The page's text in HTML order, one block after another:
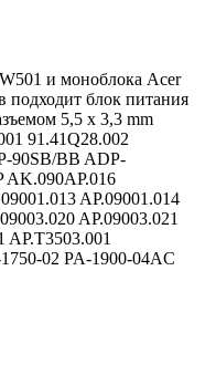
и моноблока Acer
подходит блок питания
5,5 x 3,3 mm
91.41Q28.002
90SB/BB ADP-
AP.09001.014
AP.09003.021
AP.T3503.001
02 PA-1900-04AC